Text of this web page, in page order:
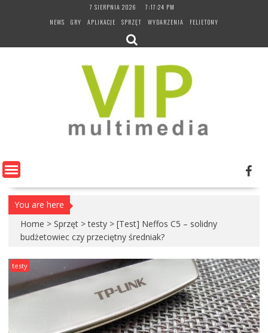
7 SIERPNIA 2026
7:17:25 PM
NEWS
GRY APLIKACJE SPRZĘT WYDARZENIA FELIETONY
You are here
Home > Sprzęt >testy > [Test] Neffos C5 – solidny
budżetowiec czy przeciętny średniak?
testy